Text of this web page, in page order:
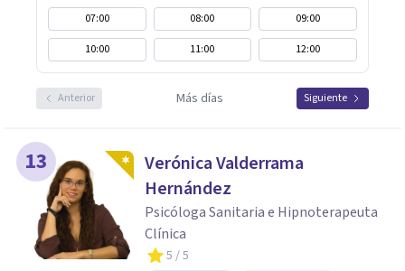
07:00 08:00
09:00
10:00
11:00 12:00
Anterior Más días Siguiente
13
Verónica Valderrama
Hernández
Psicóloga Sanitaria e Hipnoterapeuta
Clínica
5 / 5